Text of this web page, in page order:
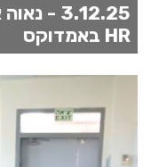
3.12.25
HR באמדוקס